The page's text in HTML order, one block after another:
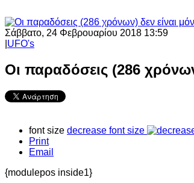
Σάββατο, 24 Φεβρουαρίου 2018 13:59
UFO's
Οι παραδόσεις (286
font size decrease font size
Print
Email
{modulepos inside1}